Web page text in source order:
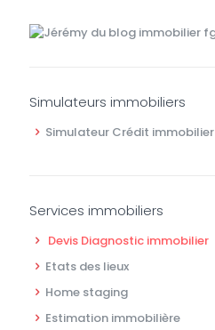
Simulateurs immobiliers
Simulateur Crédit immobilier
Services immobiliers
Devis Diagnostic immobilier
Etats des lieux
Home staging
Estimation immobilière